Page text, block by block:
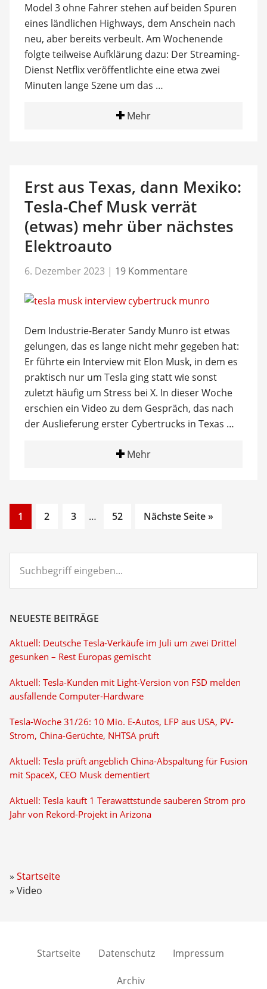
Model 3 ohne Fahrer stehen auf beiden Spuren
eines ländlichen Highways, dem Anschein nach
neu, aber bereits verbeult. Am Wochenende
folgte teilweise Aufklärung dazu: Der Streaming-
Dienst Netflix veröffentlichte eine etwa zwei
Minuten lange Szene um das …
Mehr
Erst aus Texas, dann Mexiko:
Tesla-Chef Musk verrät
(etwas) mehr über nächstes
Elektroauto
6. Dezember 2023 | 19 Kommentare
Dem Industrie-Berater Sandy Munro ist etwas
gelungen, das es lange nicht mehr gegeben hat:
Er führte ein Interview mit Elon Musk, in dem es
praktisch nur um Tesla ging statt wie sonst
zuletzt häufig um Stress bei X. In dieser Woche
erschien ein Video zu dem Gespräch, das nach
der Auslieferung erster Cybertrucks in Texas …
Mehr
Go
to
1
Go
2
Go
3
Interim
…
Go
52 Nächste Seite »
eingeben...
NEUESTE BEITRÄGE
Aktuell: Deutsche Tesla-Verkäufe im Juli um zwei Drittel
gesunken – Rest Europas gemischt
Aktuell: Tesla-Kunden mit Light-Version von FSD melden
ausfallende Computer-Hardware
Tesla-Woche 31/26: 10 Mio. E-Autos, LFP aus USA, PV-
Strom, China-Gerüchte, NHTSA prüft
Aktuell: Tesla prüft angeblich China-Abspaltung für Fusion
mit SpaceX, CEO Musk dementiert
Aktuell: Tesla kauft 1 Terawattstunde sauberen Strom pro
Jahr von Rekord-Projekt in Arizona
Startseite
Video
Startseite Datenschutz Impressum
Archiv